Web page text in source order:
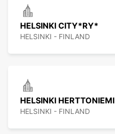
HELSINKI CITY*RY*
HELSINKI - FINLAND
HELSINKI HERTTONIEMI
HELSINKI - FINLAND